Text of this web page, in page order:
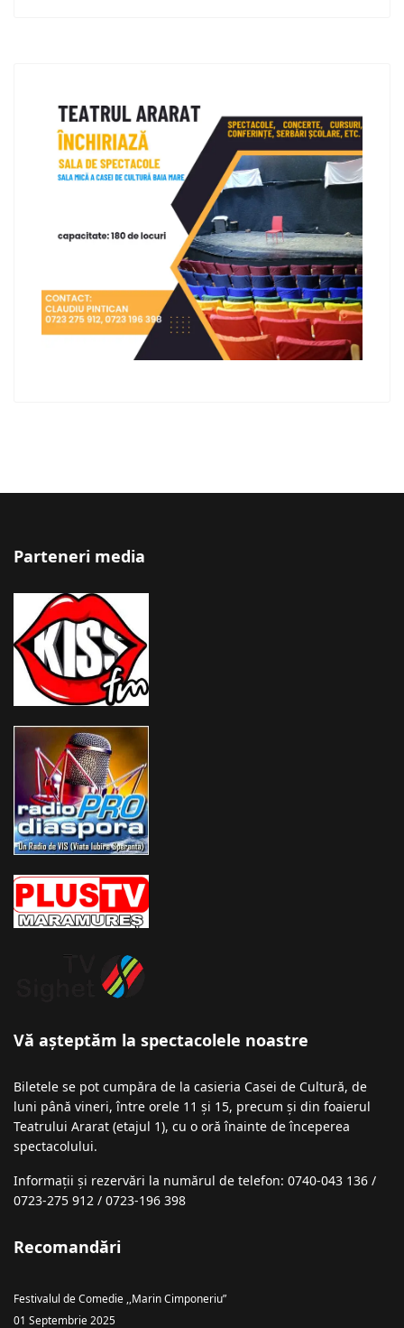
Parteneri media
Vă așteptăm la spectacolele noastre
Biletele se pot cumpăra de la casieria Casei de Cultură, de
luni până vineri, între orele 11 și 15, precum și din foaierul
Teatrului Ararat (etajul 1), cu o oră înainte de începerea
spectacolului.
Informații şi rezervări la numărul de telefon: 0740-043 136 /
0723-275 912 / 0723-196 398
Recomandări
Festivalul de Comedie ,,Marin Cimponeriu”
01 Septembrie 2025